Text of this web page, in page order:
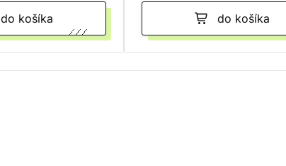
do košíka do košíka